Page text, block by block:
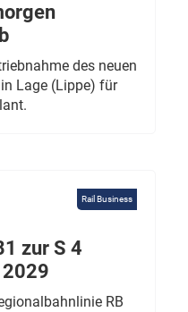
des neuen
Lage (Lippe) für
Rail Business
zur S 4
RB